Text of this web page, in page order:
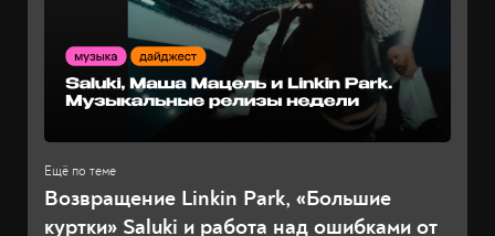
Возвращение Linkin Park, «Большие
куртки» Saluki и работа над ошибками от